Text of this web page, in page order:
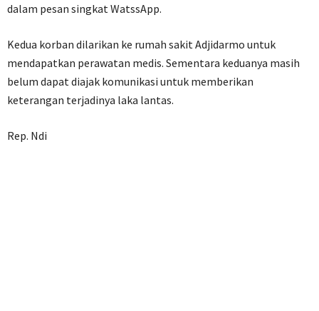
dalam pesan singkat WatssApp.
Kedua korban dilarikan ke rumah sakit Adjidarmo untuk
mendapatkan perawatan medis. Sementara keduanya masih
belum dapat diajak komunikasi untuk memberikan
keterangan terjadinya laka lantas.
Rep. Ndi